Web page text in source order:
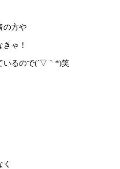
の方や
ゃ！
いるので(´▽｀*)笑